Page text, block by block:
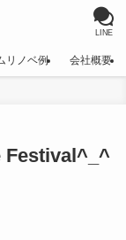
LINE
リノベ例 会社概要
Festival^_^